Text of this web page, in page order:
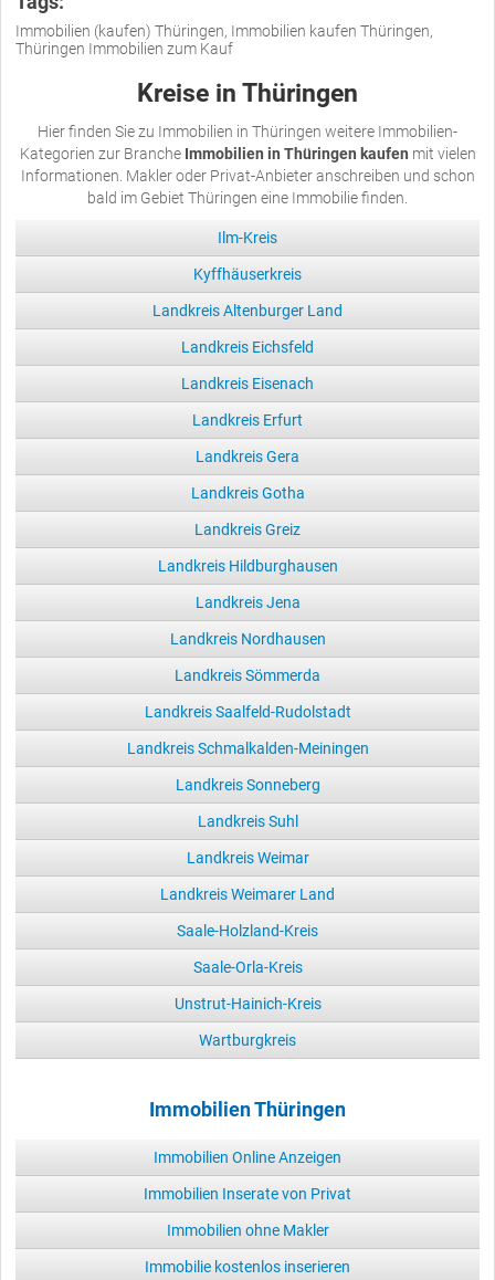
Immobilien (kaufen) Thüringen, Immobilien kaufen Thüringen,
Thüringen Immobilien zum Kauf
Kreise in Thüringen
Hier finden Sie zu Immobilien in Thüringen weitere Immobilien-
Kategorien zur Branche Immobilien in Thüringen kaufen mit vielen
Informationen. Makler oder Privat-Anbieter anschreiben und schon
bald im Gebiet Thüringen eine Immobilie finden.
Ilm-Kreis
Kyffhäuserkreis
Landkreis Altenburger Land
Landkreis Eichsfeld
Landkreis Eisenach
Landkreis Erfurt
Landkreis Gera
Landkreis Gotha
Landkreis Greiz
Landkreis Hildburghausen
Landkreis Jena
Landkreis Nordhausen
Landkreis Sömmerda
Landkreis Saalfeld-Rudolstadt
Landkreis Schmalkalden-Meiningen
Landkreis Sonneberg
Landkreis Suhl
Landkreis Weimar
Landkreis Weimarer Land
Saale-Holzland-Kreis
Saale-Orla-Kreis
Unstrut-Hainich-Kreis
Wartburgkreis
Immobilien Thüringen
Immobilien Online Anzeigen
Immobilien Inserate von Privat
Immobilien ohne Makler
Immobilie kostenlos inserieren